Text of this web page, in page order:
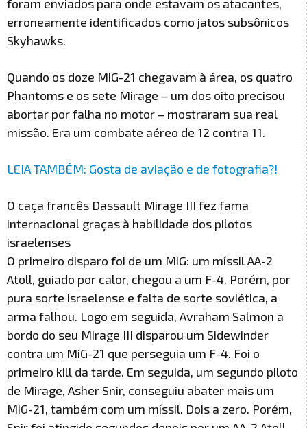
foram enviados para onde estavam os atacantes,
erroneamente identificados como jatos subsônicos
Skyhawks.
Quando os doze MiG-21 chegavam à área, os quatro
Phantoms e os sete Mirage – um dos oito precisou
abortar por falha no motor – mostraram sua real
missão. Era um combate aéreo de 12 contra 11.
LEIA TAMBÉM: Gosta de aviação e de fotografia?!
O caça francês Dassault Mirage III fez fama
internacional graças à habilidade dos pilotos
israelenses
O primeiro disparo foi de um MiG: um míssil AA-2
Atoll, guiado por calor, chegou a um F-4. Porém, por
pura sorte israelense e falta de sorte soviética, a
arma falhou. Logo em seguida, Avraham Salmon a
bordo do seu Mirage III disparou um Sidewinder
contra um MiG-21 que perseguia um F-4. Foi o
primeiro kill da tarde. Em seguida, um segundo piloto
de Mirage, Asher Snir, conseguiu abater mais um
MiG-21, também com um míssil. Dois a zero. Porém,